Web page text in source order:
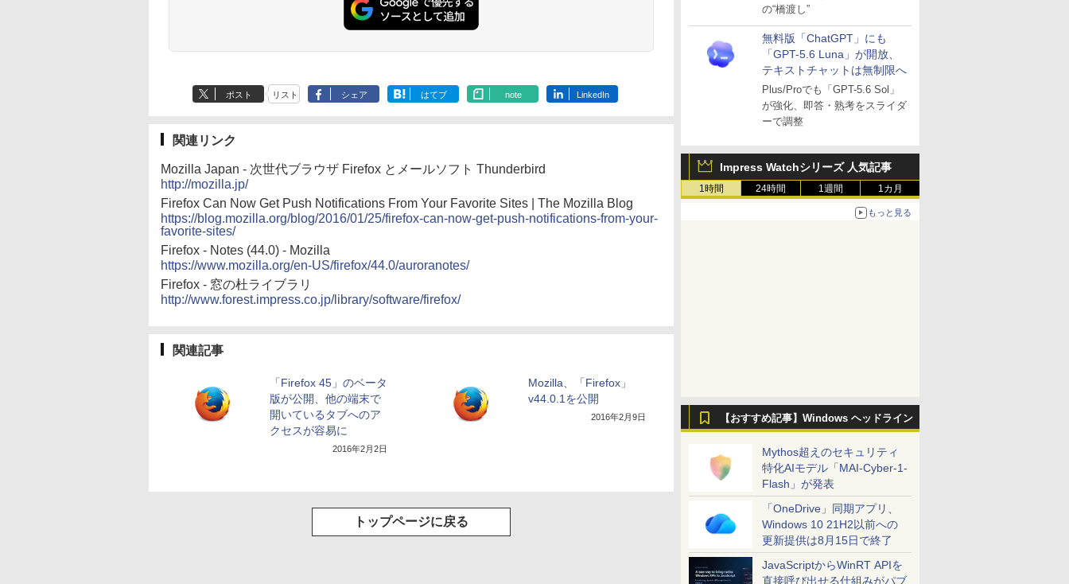
の“橋渡し”
無料版「ChatGPT」にも
「GPT-5.6 Luna」が開放、
テキストチャットは無制限へ
Plus/Proでも「GPT-5.6 Sol」
が強化、即答・熟考をスライダ
ーで調整
Impress Watchシリーズ 人気記事
1時間 24時間 1週間 1カ月
もっと見る
【おすすめ記事】Windows ヘッドライン
Mythos超えのセキュリティ
特化AIモデル「MAI-Cyber-1-
Flash」が発表
「OneDrive」同期アプリ、
Windows 10 21H2以前への
更新提供は8月15日で終了
JavaScriptからWinRT APIを
直接呼び出せる仕組みがパブ
ポスト リスト シェア はてブ note LinkedIn
関連リンク
Mozilla Japan - 次世代ブラウザ Firefox とメールソフト Thunderbird
http://mozilla.jp/
Firefox Can Now Get Push Notifications From Your Favorite Sites | The Mozilla Blog
https://blog.mozilla.org/blog/2016/01/25/firefox-can-now-get-push-notifications-from-your-
favorite-sites/
Firefox - Notes (44.0) - Mozilla
https://www.mozilla.org/en-US/firefox/44.0/auroranotes/
Firefox - 窓の杜ライブラリ
http://www.forest.impress.co.jp/library/software/firefox/
関連記事
「Firefox 45」のベータ
版が公開、他の端末で
開いているタブへのア
クセスが容易に
2016年2月2日
Mozilla、「Firefox」
v44.0.1を公開
2016年2月9日
トップページに戻る